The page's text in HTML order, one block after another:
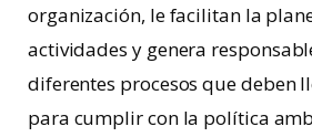
organización, le facilitan la
actividades y genera
diferentes procesos que deben
para cumplir con la política